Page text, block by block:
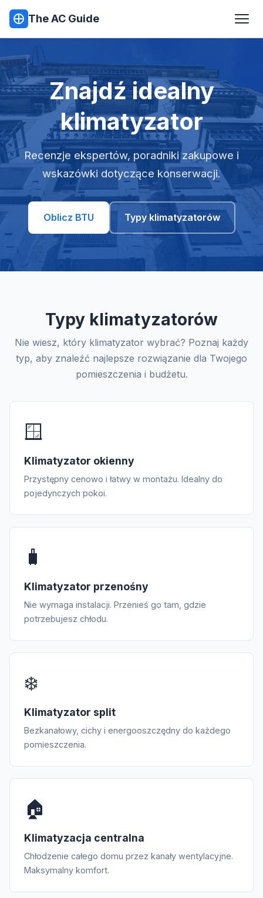
The AC Guide
Znajdź idealny
klimatyzator
Recenzje ekspertów, poradniki zakupowe i
wskazówki dotyczące konserwacji.
Oblicz BTU Typy klimatyzatorów
Typy klimatyzatorów
Nie wiesz, który klimatyzator wybrać? Poznaj każdy
typ, aby znaleźć najlepsze rozwiązanie dla Twojego
pomieszczenia i budżetu.
🪟
Klimatyzator okienny
Przystępny cenowo i łatwy w montażu. Idealny do
pojedynczych pokoi.
🧳
Klimatyzator przenośny
Nie wymaga instalacji. Przenieś go tam, gdzie
potrzebujesz chłodu.
❄️
Klimatyzator split
Bezkanałowy, cichy i energooszczędny do każdego
pomieszczenia.
🏠
Klimatyzacja centralna
Chłodzenie całego domu przez kanały wentylacyjne.
Maksymalny komfort.